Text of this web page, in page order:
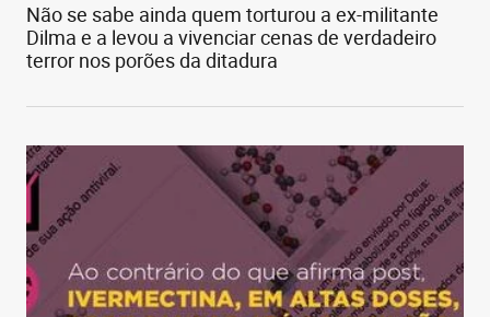
Não se sabe ainda quem torturou a ex-militante
Dilma e a levou a vivenciar cenas de verdadeiro
terror nos porões da ditadura